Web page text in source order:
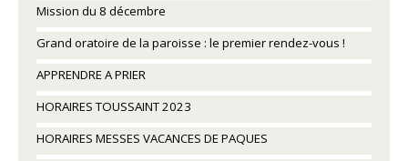
Mission du 8 décembre
Grand oratoire de la paroisse : le premier rendez-vous !
APPRENDRE A PRIER
HORAIRES TOUSSAINT 2023
HORAIRES MESSES VACANCES DE PAQUES